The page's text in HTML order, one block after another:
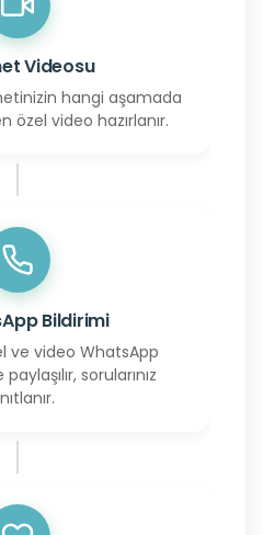
Videosu
hangi aşamada
özel video hazırlanır.
Bildirimi
ve video WhatsApp
sorularınız